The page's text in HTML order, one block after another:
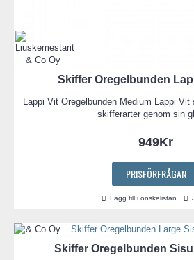
Skiffer Oregelbunden
Lappi Vit Oregelbunden Medium Lappi
skifferarter genom sin
949Kr
PRISFÖRFRÅGAN
Lägg till i önskelistan
Skiffer Oregelbunden